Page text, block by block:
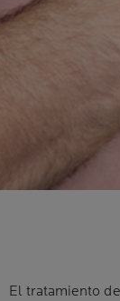
El tratamiento